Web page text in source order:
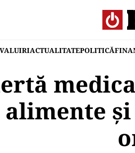
ACTUALITATEPOLITICĂ
alimente